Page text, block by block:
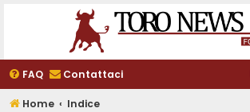
FAQ Contattaci
Home Indice